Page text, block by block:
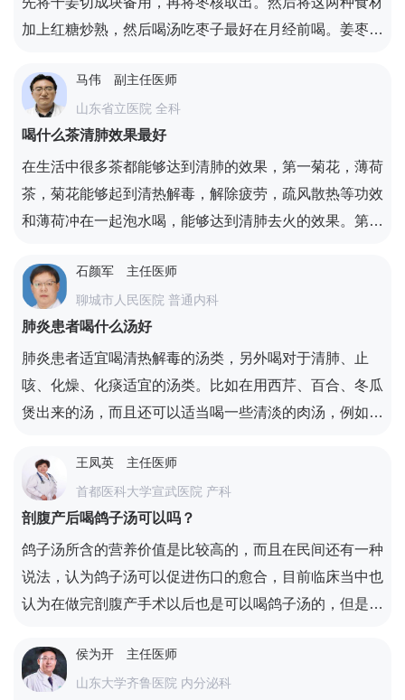
加上红糖炒熟，然后喝汤吃枣子最好在月经前喝。姜枣红
起的痛经有很好的疗效。另外，姜枣红糖水对黄褐斑有很
好的治疗作用。山楂桂枝红糖汤。准备好的山楂肉和桂枝
洗净后，放入瓦罐中，再放入适量的水，然后用文火煎成
一碗水，放入适量红糖搅拌，然后煮沸即可饮用。其作用
是温经化瘀止痛，能有效缓解痛经症状。也有一些女性在
月经期，肤色会变得无色，皮肤会变得粗糙。这时，可以
马伟
副主任医师
山东省立医院 全科
喝什么茶清肺效果最好
在生活中很多茶都能够达到清肺的效果，第一菊花，薄荷
茶，菊花能够起到清热解毒，解除疲劳，疏风散热等功效
和薄荷冲在一起泡水喝，能够达到清肺去火的效果。第二
说可以改善肺燥、阴液不足等症状，另外吸烟会导致呼吸
道长期受到危害，抵抗力也会下降，喝这种茶不容易上
火，还能够起到神经止渴，滋养肺部的功效。
石颜军
主任医师
聊城市人民医院 普通内科
肺炎患者喝什么汤好
肺炎患者适宜喝清热解毒的汤类，另外喝对于清肺、止
咳、化燥、化痰适宜的汤类。比如在用西芹、百合、冬瓜
煲出来的汤，而且还可以适当喝一些清淡的肉汤，例如冬
质、氨基酸，而且还含有一定的维生素、微量元素、纤维
蛋白等，对肺炎患者有一定补充营养，增加抵抗力和免疫
力，预防疾病的作用。但喝汤时一定切忌油腻，油腻的汤
类不应该摄取，而且含肥肉较多的汤类，或者汤里油量较
多时也不可以摄入。肺炎患者在烹饪汤类的过程中不能加
葱、姜、蒜和辣椒，辛辣食物对肺炎的康复不利。
王凤英
主任医师
首都医科大学宣武医院 产科
剖腹产后喝鸽子汤可以吗？
鸽子汤所含的营养价值是比较高的，而且在民间还有一种
说法，认为鸽子汤可以促进伤口的愈合，目前临床当中也
认为在做完剖腹产手术以后也是可以喝鸽子汤的，但是和
用，做完剖腹产手术以后肠胃比较脆弱，需要一定的时间
来恢复，所以不要过早食用。
侯为开
主任医师
山东大学齐鲁医院 内分泌科